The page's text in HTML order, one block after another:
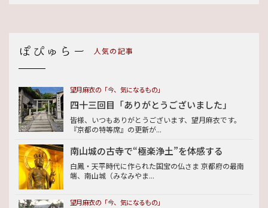
人気の記事
望月麻衣の「今、気になるもの」
四十三回目「ありがとうございました」
皆様、いつもありがとうございます、望月麻衣です。
『京都の特等席』の更新が...
南山城の古寺で“極楽浄土”を体感する
白鳳・天平時代に作られた国宝の仏さま 京都府の最南
端、南山城（みなみやま...
望月麻衣の「今、気になるもの」